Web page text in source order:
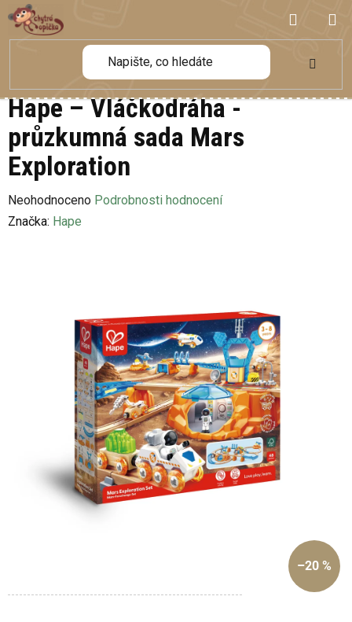
Přejít
na
obsah
KOŠÍK
Hape – Vláčkodráha -
průzkumná sada Mars
Exploration
Průměrné
hodnocení
Neohodnoceno Podrobnosti hodnocení
Značka: Hape
–20 %